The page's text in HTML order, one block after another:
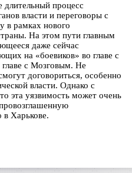
длительный процесс
власти и переговоры с
в рамках нового
На этом пути главным
даже сейчас
на «боевиков» во главе с
с Мозговым. Не
договориться, особенно
власти. Однако с
эта уязвимость может очень
в Харькове.